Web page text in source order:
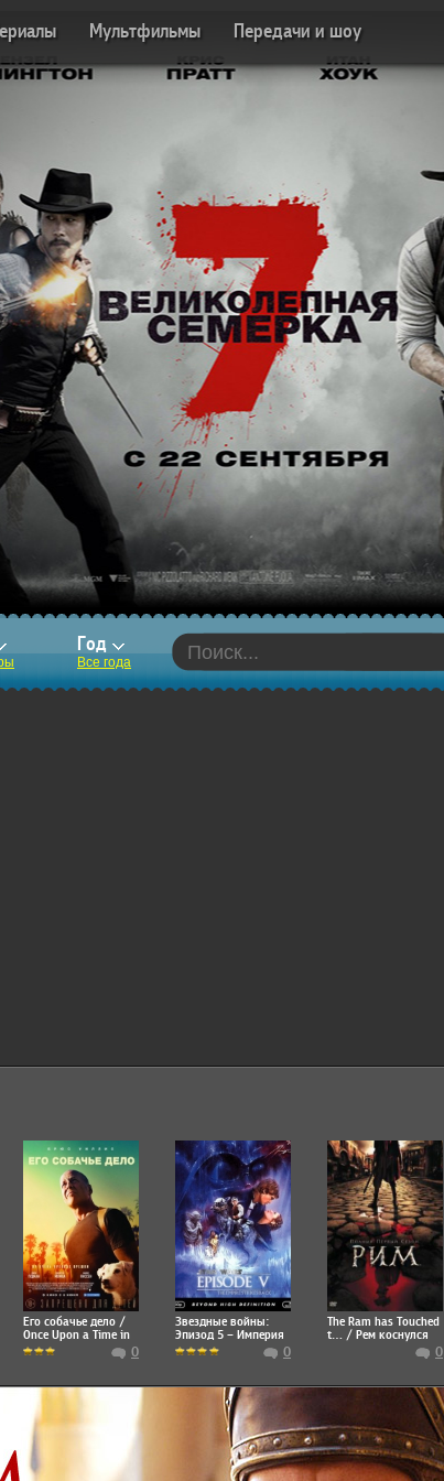
Мультфильмы Передачи и шоу
Год
Все года
Его собачье дело /
Once Upon a Time in
Venice
0
Звездные войны:
Эпизод 5 – Империя
наносит ответный
удар / Star Wars:
Empire Strikes Back
0
The Ram has Touched
t… / Рем коснулся
0